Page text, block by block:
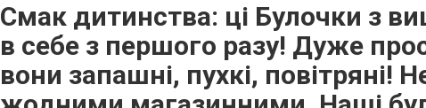
Смак дитинства: ці Булочки з
в себе з першого разу! Дуже
вони запашні, пухкі, повітряні!